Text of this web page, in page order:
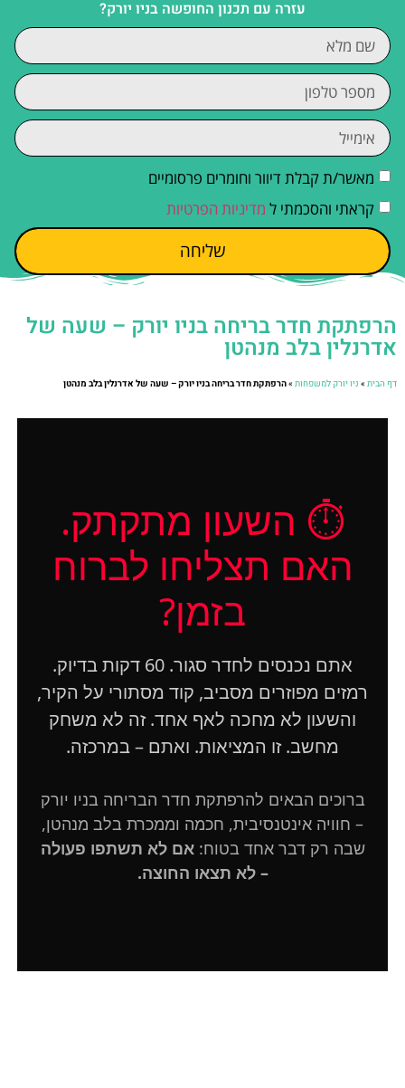
עזרה עם תכנון החופשה בניו יורק?
מאשר/ת קבלת דיוור וחומרים פרסומיים
קראתי והסכמתי ל מדיניות הפרטיות
שליחה
הרפתקת חדר בריחה בניו יורק – שעה של
אדרנלין בלב מנהטן
דף הבית» ניו יורק למשפחות»הרפתקת חדר בריחה בניו יורק – שעה של אדרנלין בלב מנהטן
⏱️ השעון מתקתק.
האם תצליחו לברוח
בזמן?
אתם נכנסים לחדר סגור. 60 דקות בדיוק.
רמזים מפוזרים מסביב, קוד מסתורי על הקיר,
והשעון לא מחכה לאף אחד. זה לא משחק
מחשב. זו המציאות. ואתם – במרכזה.
ברוכים הבאים להרפתקת חדר הבריחה בניו יורק
– חוויה אינטנסיבית, חכמה וממכרת בלב מנהטן,
שבה רק דבר אחד בטוח:אם לא תשתפו פעולה
– לא תצאו החוצה.